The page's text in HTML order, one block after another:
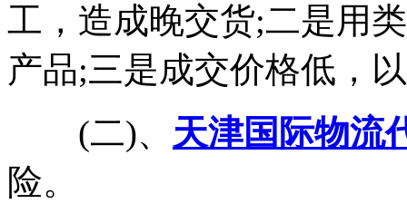
工，造成晚交货;二是用
产品;三是成交价格低，
(二)、 天津国际物流
险。